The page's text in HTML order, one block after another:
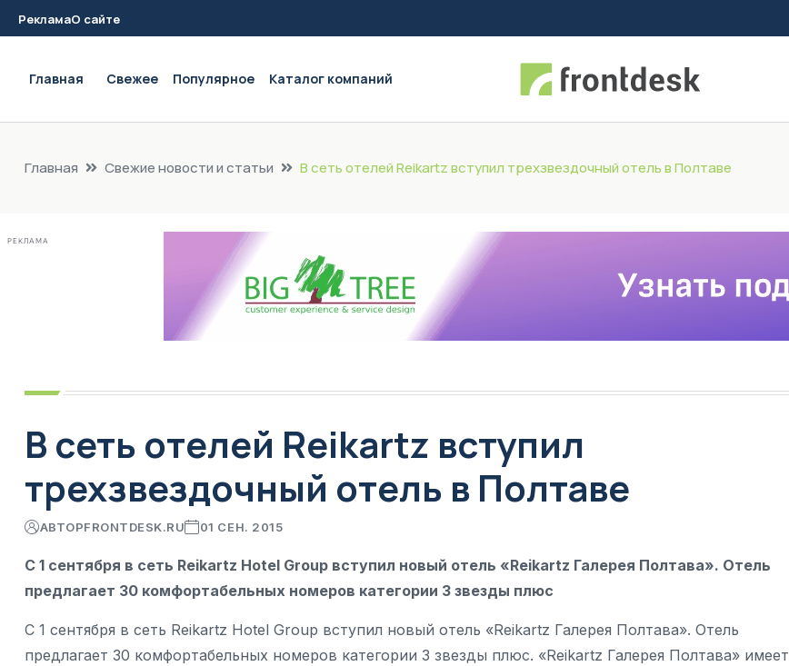
РекламаО сайте
Главная Свежее Популярное Каталог компаний
Главная Свежие новости и статьи В сеть отелей Reikartz вступил трехзвездочный отель в Полтаве
РЕКЛАМА
В сеть отелей Reikartz вступил
трехзвездочный отель в Полтаве
АВТОРFRONTDESK.RU 01 СЕН. 2015
С 1 сентября в сеть Reikartz Hotel Group вступил новый отель «Reikartz Галерея Полтава». Отель
предлагает 30 комфортабельных номеров категории 3 звезды плюс
С 1 сентября в сеть Reikartz Hotel Group вступил новый отель «Reikartz Галерея Полтава». Отель
предлагает 30 комфортабельных номеров категории 3 звезды плюс. «Reikartz Галерея Полтава» имеет